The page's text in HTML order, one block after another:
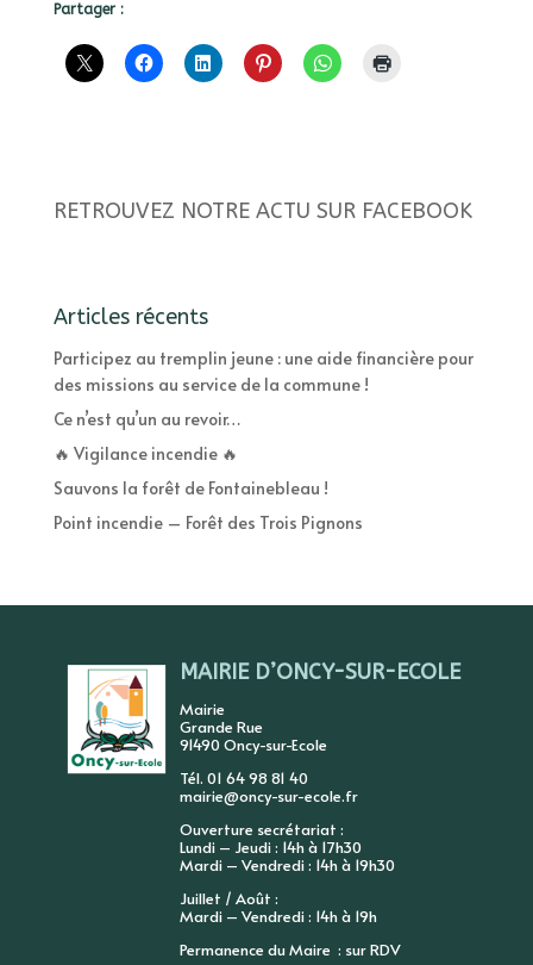
Partager :
RETROUVEZ NOTRE ACTU SUR FACEBOOK
Articles récents
Participez au tremplin jeune : une aide financière pour
des missions au service de la commune !
Ce n’est qu’un au revoir…
🔥 Vigilance incendie 🔥
Sauvons la forêt de Fontainebleau !
Point incendie – Forêt des Trois Pignons
MAIRIE D’ONCY-SUR-ECOLE
Mairie
Grande Rue
91490 Oncy-sur-Ecole
Tél. 01 64 98 81 40
mairie@oncy-sur-ecole.fr
Ouverture secrétariat :
Lundi – Jeudi : 14h à 17h30
Mardi – Vendredi : 14h à 19h30
Juillet / Août :
Mardi – Vendredi : 14h à 19h
Permanence du Maire : sur RDV